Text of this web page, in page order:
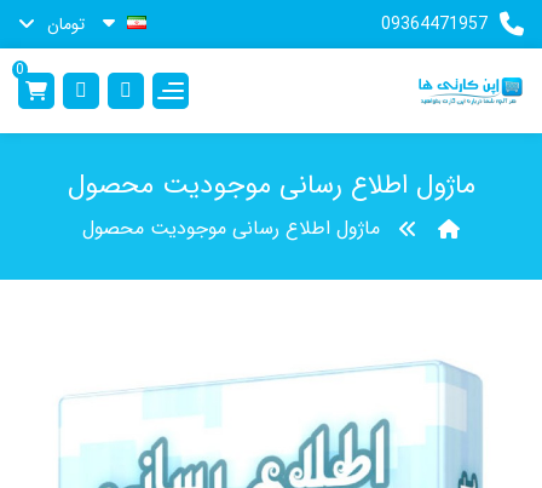
09364471957 تومان
0
ماژول اطلاع رسانی موجودیت محصول
ماژول اطلاع رسانی موجودیت محصول